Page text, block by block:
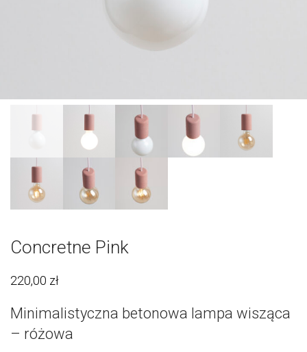
Concretne Pink
220,00 zł
Minimalistyczna betonowa lampa wisząca
– różowa